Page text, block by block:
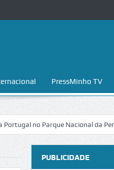
PressMinho TV
Parque Nacional da Peneda-Gerês
PUBLICIDADE